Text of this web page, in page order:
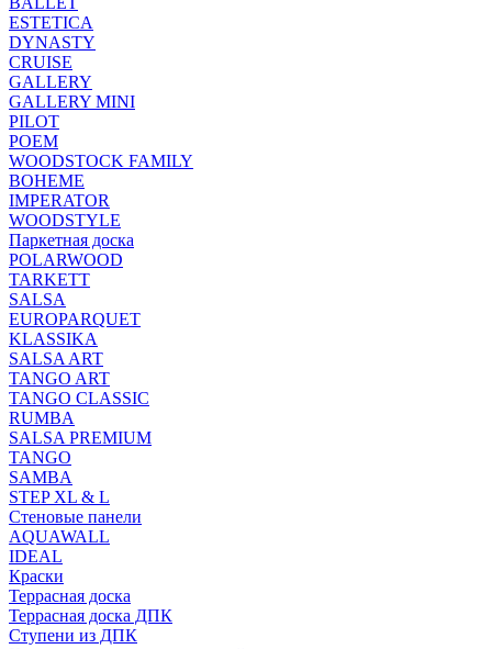
ESTETICA
DYNASTY
CRUISE
GALLERY
GALLERY MINI
PILOT
POEM
WOODSTOCK FAMILY
BOHEME
IMPERATOR
WOODSTYLE
Паркетная доска
POLARWOOD
TARKETT
SALSA
EUROPARQUET
KLASSIKA
SALSA ART
TANGO ART
TANGO CLASSIC
RUMBA
SALSA PREMIUM
TANGO
SAMBA
STEP XL & L
Стеновые панели
AQUAWALL
IDEAL
Краски
Террасная доска
Террасная доска ДПК
Ступени из ДПК